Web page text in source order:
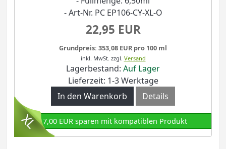
- Art-Nr. PC EP106-CY-XL-O
22,95 EUR
Grundpreis: 353,08 EUR pro 100 ml
inkl. MwSt. zzgl. Versand
Lagerbestand: Auf Lager
Lieferzeit: 1-3 Werktage
In den Warenkorb
Details
17,00 EUR sparen mit kompatiblen Produkt